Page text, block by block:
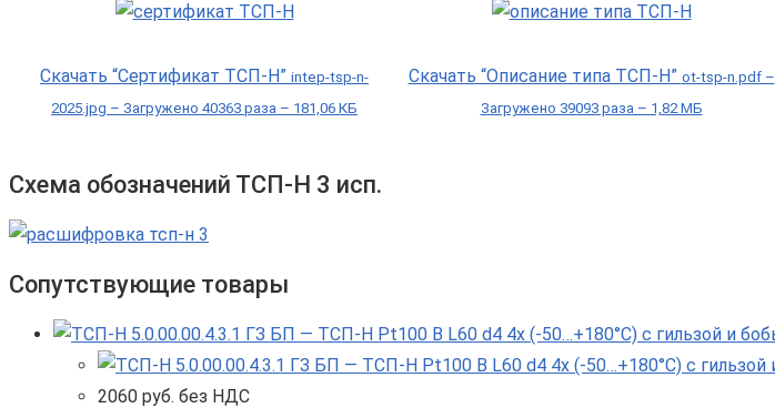
Скачать “Сертификат ТСП-Н” intep-tsp-n-
2025.jpg – Загружено 40363 раза – 181,06 КБ
Скачать “Описание типа ТСП-Н” ot-tsp-n.pdf –
Загружено 39093 раза – 1,82 МБ
Схема обозначений ТСП-Н 3 исп.
Сопутствующие товары
2060 руб. без НДС